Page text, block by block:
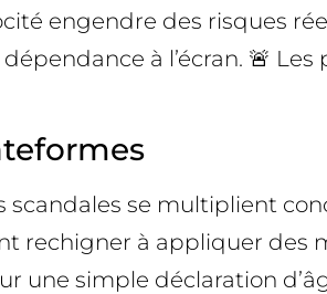
engendre des risques
à l’écran. 🚨
scandales se multiplient
rechigner à appliquer des
une simple déclaration